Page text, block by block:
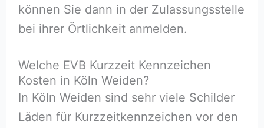
können Sie dann in der Zulassungsstelle
bei ihrer Örtlichkeit anmelden.
Welche EVB Kurzzeit Kennzeichen
Kosten in Köln Weiden?
In Köln Weiden sind sehr viele Schilder
Läden für Kurzzeitkennzeichen vor den